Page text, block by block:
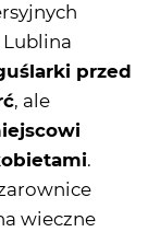
Lublina
przed
, ale
.
wieczne